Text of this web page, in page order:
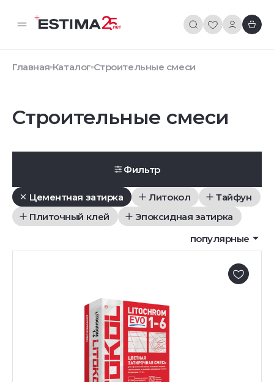
Главная Каталог Строительные смеси
Строительные смеси
Фильтр
Цементная затирка Литокол
Тайфун
Плиточный клей
Эпоксидная затирка
популярные